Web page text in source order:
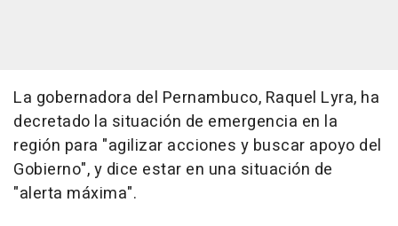
La gobernadora del Pernambuco, Raquel Lyra, ha
decretado la situación de emergencia en la
región para "agilizar acciones y buscar apoyo del
Gobierno", y dice estar en una situación de
"alerta máxima".